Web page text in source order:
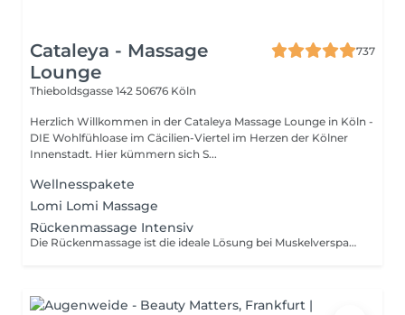
Cataleya - Massage
Lounge
737
Thieboldsgasse 142 50676 Köln
Herzlich Willkommen in der Cataleya Massage Lounge in Köln -
DIE Wohlfühloase im Cäcilien-Viertel im Herzen der Kölner
Innenstadt. Hier kümmern sich S...
Wellnesspakete
Lomi Lomi Massage
Rückenmassage Intensiv
Die Rückenmassage ist die ideale Lösung bei Muskelverspannungen, die durch Knoten oder Haltungsschäden im Oberkörper verursacht werden. Speziell gegen Verspannungen. Sie leiden an Verspannungen in Rücken und Nacken - vielleicht durch Ihren Job am PC? - Dann probieren Sie unsere Rücken-Intensiv-Massage. Wir widmen uns ausschließlich Ihrem Rücken & Nacken und lösen Verhärtungen und Verspannungen. Diese Rückenmassage kann verspannungsbedingte Kopfschmerzen lindern. Da die Massage relativ stark ausgeführt wird, kann es danach zu einer Art Muskelkater kommen. In der Regel sind für eine nachhaltige Lockerung ca. 3-5 Massagetermine erforderlich. Liebe Kundinnen und Kunden, bitte beachten Sie bei Ihrer Terminbuchung bei uns unbedingt Folgendes: es kommt vermehrt vor, daß Sie Ihre Termine nicht einhalten bzw. zu spät erscheinen. Aufgrund des wirtschaftlichen Schadens, der uns dadurch entsteht, daß wir den betr. Termin so kurzfristig nicht mehr anderweitig an Kunden vergeben können, bitten wir Sie um Nachsicht, daß wir Sie in dem gebuchten Zeitfenster nur noch in der verbleibenden Zeit massieren können, wenn Sie zu spät kommen. In diesen Fällen sind auch Kaufpreisrückerstattungen ausgeschlossen. Daher bitten wir um Fairness Ihrerseits und gleichzeitig um Verständnis für diese Maßnahme. Ihr Cataleya Team